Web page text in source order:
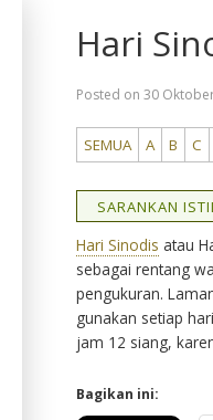
Hari
Posted on30
SEMUA A B C
SARANKAN
Hari Sinodis atau
sebagai rentang
pengukuran.
gunakan setiap
jam 12 siang,
Bagikan ini: